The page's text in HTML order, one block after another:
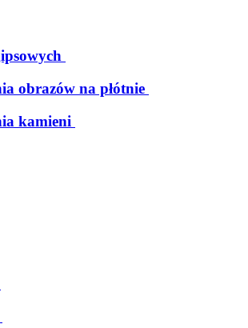
obrazów na płótnie
kamieni